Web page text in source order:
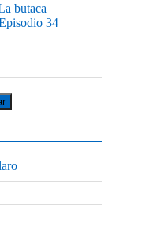
butaca
34